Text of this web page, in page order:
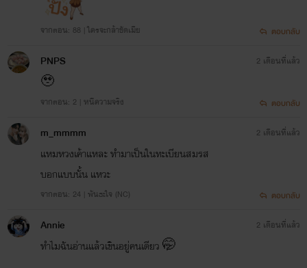
จากตอน: 88 | ใครจะกล้าขัดเมีย ตอบกลับ
PNPS
🥹
จากตอน: 2 | หนีความจริง
2 เดือนที่แล้ว
ตอบกลับ
m_mmmm
แหมหวงเค้าแหละ ทำมาเป็นในทะเบียนสมรส
บอกแบบนั้น แหวะ
จากตอน: 24 | พันธะใจ (NC)
2 เดือนที่แล้ว
ตอบกลับ
Annie
ทำไมฉันอ่านแล้วเขินอยู่คนเดียว 🤭
2 เดือนที่แล้ว